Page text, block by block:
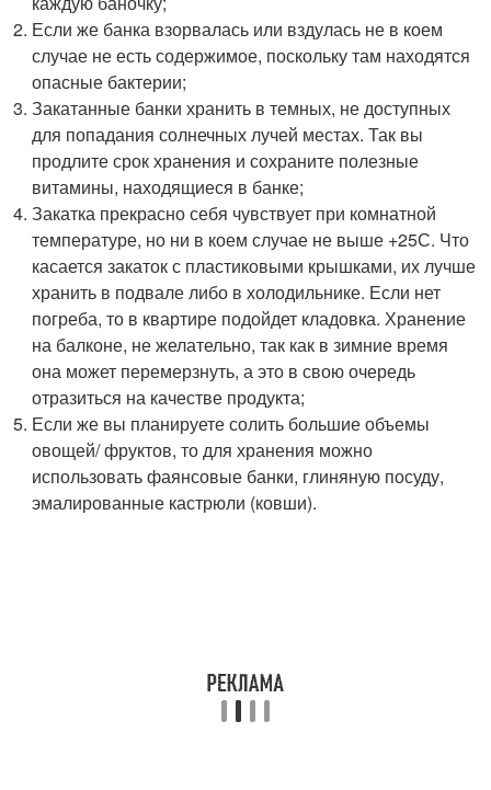
Если же банка взорвалась или вздулась не в коем
случае не есть содержимое, поскольку там находятся
опасные бактерии;
Закатанные банки хранить в темных, не доступных
для попадания солнечных лучей местах. Так вы
продлите срок хранения и сохраните полезные
витамины, находящиеся в банке;
Закатка прекрасно себя чувствует при комнатной
температуре, но ни в коем случае не выше +25С. Что
касается закаток с пластиковыми крышками, их лучше
хранить в подвале либо в холодильнике. Если нет
погреба, то в квартире подойдет кладовка. Хранение
на балконе, не желательно, так как в зимние время
она может перемерзнуть, а это в свою очередь
отразиться на качестве продукта;
Если же вы планируете солить большие объемы
овощей/ фруктов, то для хранения можно
использовать фаянсовые банки, глиняную посуду,
эмалированные кастрюли (ковши).